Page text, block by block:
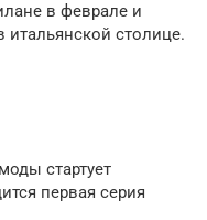
в феврале и
итальянской столице.
стартует
первая серия